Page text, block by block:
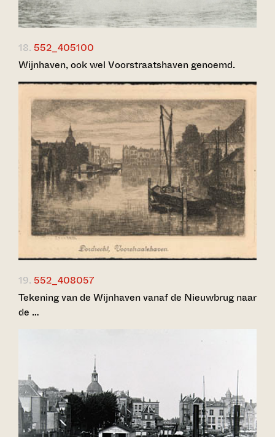
18. 552_405100
Wijnhaven, ook wel Voorstraatshaven genoemd.
19. 552_408057
Tekening van de Wijnhaven vanaf de Nieuwbrug naar
de …